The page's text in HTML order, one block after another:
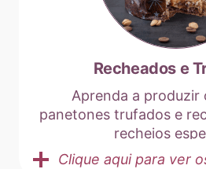
Recheados e
Aprenda a produzir
panetones trufados e
recheios
Clique aqui para ver